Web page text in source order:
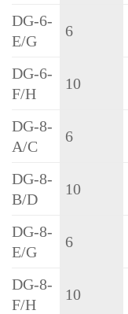
DG-6-
E/G
6
DG-6-
F/H
10
DG-8-
A/C
6
DG-8-
B/D
10
DG-8-
E/G
6
DG-8-
F/H
10